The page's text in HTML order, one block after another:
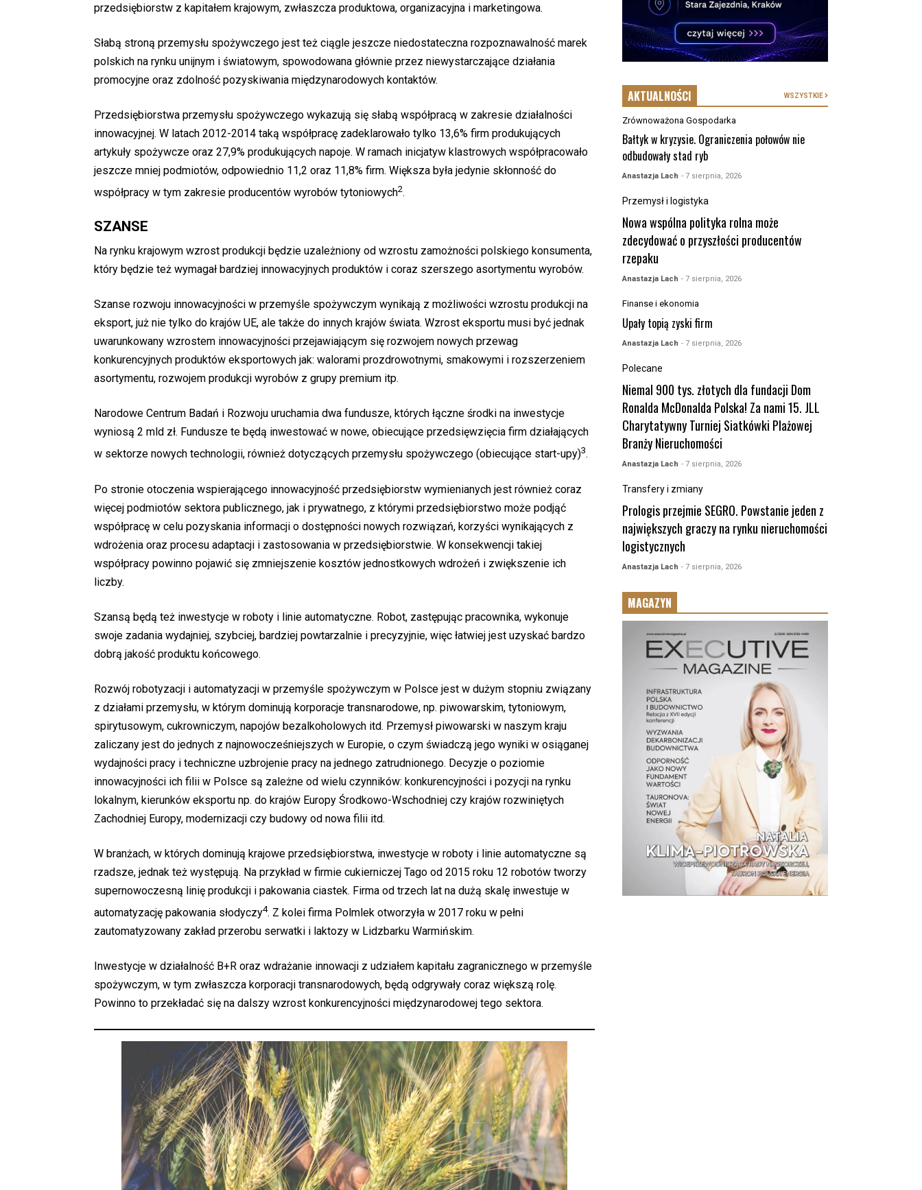
przedsiębiorstw z kapitałem krajowym, zwłaszcza produktowa, organizacyjna i marketingowa.
Słabą stroną przemysłu spożywczego jest też ciągle jeszcze niedostateczna rozpoznawalność marek
polskich na rynku unijnym i światowym, spowodowana głównie przez niewystarczające działania
promocyjne oraz zdolność pozyskiwania międzynarodowych kontaktów.
Przedsiębiorstwa przemysłu spożywczego wykazują się słabą współpracą w zakresie działalności
innowacyjnej. W latach 2012-2014 taką współpracę zadeklarowało tylko 13,6% firm produkujących
artykuły spożywcze oraz 27,9% produkujących napoje. W ramach inicjatyw klastrowych współpracowało
jeszcze mniej podmiotów, odpowiednio 11,2 oraz 11,8% firm. Większa była jedynie skłonność do
współpracy w tym zakresie producentów wyrobów tytoniowych2.
SZANSE
Na rynku krajowym wzrost produkcji będzie uzależniony od wzrostu zamożności polskiego konsumenta,
który będzie też wymagał bardziej innowacyjnych produktów i coraz szerszego asortymentu wyrobów.
Szanse rozwoju innowacyjności w przemyśle spożywczym wynikają z możliwości wzrostu produkcji na
eksport, już nie tylko do krajów UE, ale także do innych krajów świata. Wzrost eksportu musi być jednak
uwarunkowany wzrostem innowacyjności przejawiającym się rozwojem nowych przewag
konkurencyjnych produktów eksportowych jak: walorami prozdrowotnymi, smakowymi i rozszerzeniem
asortymentu, rozwojem produkcji wyrobów z grupy premium itp.
Narodowe Centrum Badań i Rozwoju uruchamia dwa fundusze, których łączne środki na inwestycje
wyniosą 2 mld zł. Fundusze te będą inwestować w nowe, obiecujące przedsięwzięcia firm działających
w sektorze nowych technologii, również dotyczących przemysłu spożywczego (obiecujące start-upy)3.
Po stronie otoczenia wspierającego innowacyjność przedsiębiorstw wymienianych jest również coraz
więcej podmiotów sektora publicznego, jak i prywatnego, z którymi przedsiębiorstwo może podjąć
współpracę w celu pozyskania informacji o dostępności nowych rozwiązań, korzyści wynikających z
wdrożenia oraz procesu adaptacji i zastosowania w przedsiębiorstwie. W konsekwencji takiej
współpracy powinno pojawić się zmniejszenie kosztów jednostkowych wdrożeń i zwiększenie ich
liczby.
Szansą będą też inwestycje w roboty i linie automatyczne. Robot, zastępując pracownika, wykonuje
swoje zadania wydajniej, szybciej, bardziej powtarzalnie i precyzyjnie, więc łatwiej jest uzyskać bardzo
dobrą jakość produktu końcowego.
Rozwój robotyzacji i automatyzacji w przemyśle spożywczym w Polsce jest w dużym stopniu związany
z działami przemysłu, w którym dominują korporacje transnarodowe, np. piwowarskim, tytoniowym,
spirytusowym, cukrowniczym, napojów bezalkoholowych itd. Przemysł piwowarski w naszym kraju
zaliczany jest do jednych z najnowocześniejszych w Europie, o czym świadczą jego wyniki w osiąganej
wydajności pracy i techniczne uzbrojenie pracy na jednego zatrudnionego. Decyzje o poziomie
innowacyjności ich filii w Polsce są zależne od wielu czynników: konkurencyjności i pozycji na rynku
lokalnym, kierunków eksportu np. do krajów Europy Środkowo-Wschodniej czy krajów rozwiniętych
Zachodniej Europy, modernizacji czy budowy od nowa filii itd.
W branżach, w których dominują krajowe przedsiębiorstwa, inwestycje w roboty i linie automatyczne są
rzadsze, jednak też występują. Na przykład w firmie cukierniczej Tago od 2015 roku 12 robotów tworzy
supernowoczesną linię produkcji i pakowania ciastek. Firma od trzech lat na dużą skalę inwestuje w
automatyzację pakowania słodyczy4. Z kolei firma Polmlek otworzyła w 2017 roku w pełni
zautomatyzowany zakład przerobu serwatki i laktozy w Lidzbarku Warmińskim.
Inwestycje w działalność B+R oraz wdrażanie innowacji z udziałem kapitału zagranicznego w przemyśle
spożywczym, w tym zwłaszcza korporacji transnarodowych, będą odgrywały coraz większą rolę.
Powinno to przekładać się na dalszy wzrost konkurencyjności międzynarodowej tego sektora.
AKTUALNOŚCI WSZYSTKIE
Zrównoważona Gospodarka
Bałtyk w kryzysie. Ograniczenia połowów nie
odbudowały stad ryb
Anastazja Lach - 7 sierpnia, 2026
Przemysł i logistyka
Nowa wspólna polityka rolna może
zdecydować o przyszłości producentów
rzepaku
Anastazja Lach - 7 sierpnia, 2026
Finanse i ekonomia
Upały topią zyski firm
Anastazja Lach - 7 sierpnia, 2026
Polecane
Niemal 900 tys. złotych dla fundacji Dom
Ronalda McDonalda Polska! Za nami 15. JLL
Charytatywny Turniej Siatkówki Plażowej
Branży Nieruchomości
Anastazja Lach - 7 sierpnia, 2026
Transfery i zmiany
Prologis przejmie SEGRO. Powstanie jeden z
największych graczy na rynku nieruchomości
logistycznych
Anastazja Lach - 7 sierpnia, 2026
MAGAZYN